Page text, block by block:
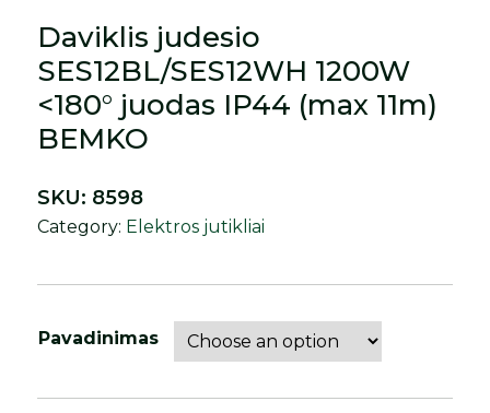
Daviklis judesio
SES12BL/SES12WH 1200W
<180° juodas IP44 (max 11m)
BEMKO
Pavadinimas
SKU: 8598
Category: Elektros jutikliai